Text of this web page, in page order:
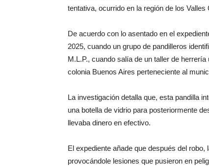
tentativa, ocurrido en la región de los Valles
De acuerdo con lo asentado en el
2025, cuando un grupo de pandilleros
M.L.P., cuando salía de un taller de
colonia Buenos Aires perteneciente al
La investigación detalla que, esta pandilla
una botella de vidrio para posteriormente
llevaba dinero en efectivo.
El expediente añade que después del
provocándole lesiones que pusieron en